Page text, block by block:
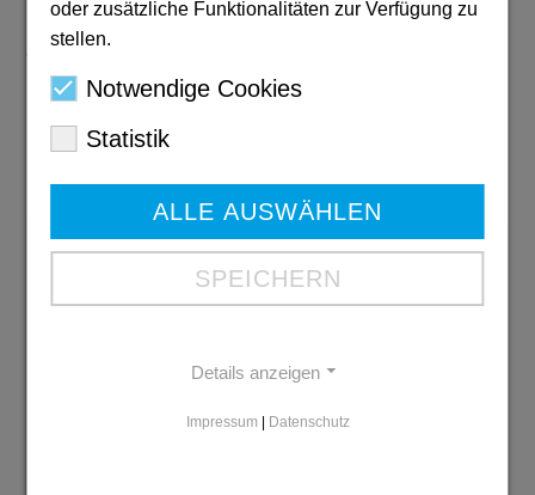
20), Dr. Josefa Scholz (Suppenküche), Prof. Dr. Theo
Scholten (Suppenküche), Tijani Benzian (Luthers
Michaela Engelhardt (Warenkorb Caritas Hagen) und
Lebensmittel- und Sachspenden auf.
Jahresbericht
2024/2025
oder zusätzliche Funktionalitäten zur Verfügung zu
stellen.
Notwendige Cookies
Statistik
ALLE AUSWÄHLEN
SPEICHERN
Details anzeigen
Impressum Datenschutz